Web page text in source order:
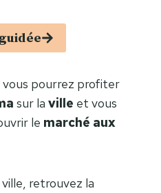
vous pourrez profiter
sur la ville et vous
le marché aux
retrouvez la